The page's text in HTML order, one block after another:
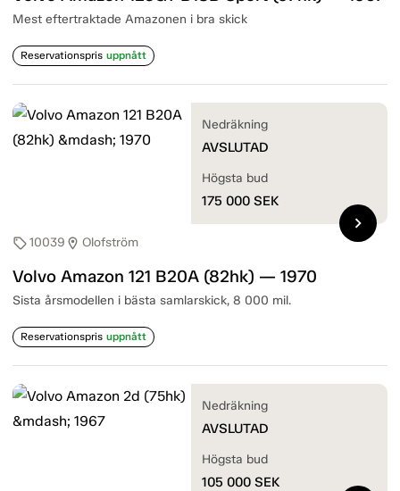
Mest eftertraktade Amazonen i bra skick
Reservationspris uppnått
sell10039 location_on Olofström
Volvo Amazon 121 B20A (82hk) — 1970
Sista årsmodellen i bästa samlarskick, 8 000 mil.
Reservationspris uppnått
Nedräkning
AVSLUTAD
Högsta bud
175 000 SEK
chevron_right
Nedräkning
AVSLUTAD
Högsta bud
105 000 SEK